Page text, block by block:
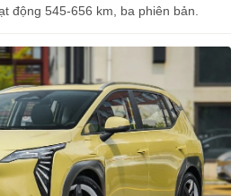
động 545-656 km, ba phiên bản.